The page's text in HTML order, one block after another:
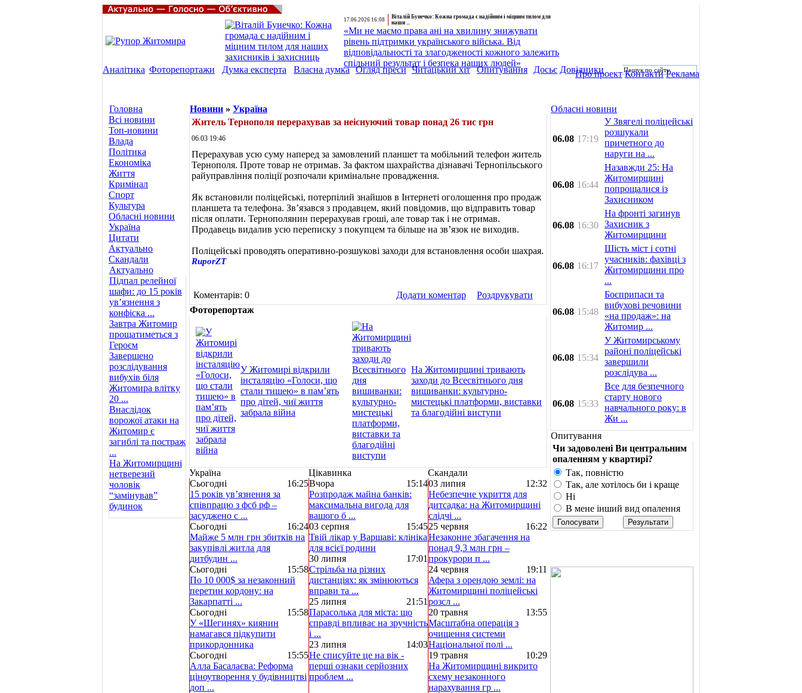
17.06.2026 16:08
Віталій Бунечко: Кожна громада є надійним і міцним тилом для
наши ...
«Ми не маємо права ані на хвилину знижувати
рівень підтримки українського війська. Від
відповідальності та злагодженості кожного залежить
спільний результат і безпека наших людей»
Про проект Контакти Реклама
Аналітика Фоторепортажи Думка експерта Власна думка Огляд преси Читацький хіт Опитування Досьє Довідники
Головна
Всі новини
Топ-новини
Влада
Політика
Економіка
Життя
Кримінал
Спорт
Культура
Обласні новини
Україна
Цитати
Актуально
Скандали
Актуально
Підпал релейної
шафи: до 15 років
ув’язнення з
конфіска ...
Завтра Житомир
прощатиметься з
Героєм
Завершено
розслідування
вибухів біля
Житомира влітку
20 ...
Внаслідок
ворожої атаки на
Житомир є
загиблі та постраж
...
На Житомирщині
нетверезий
чоловік
“замінував”
будинок
Новини » Україна
Житель Тернополя перерахував за неіснуючий товар понад 26 тис грн
06.03 19:46
Перерахував усю суму наперед за замовлений планшет та мобільний телефон житель
Тернополя. Проте товар не отримав. За фактом шахрайства дізнавачі Тернопільського
райуправління поліції розпочали кримінальне провадження.
Як встановили поліцейські, потерпілий знайшов в Інтернеті оголошення про продаж
планшета та телефона. Зв’язався з продавцем, який повідомив, що відправить товар
після оплати. Тернополянин перерахував гроші, але товар так і не отримав.
Продавець видалив усю переписку з покупцем та більше на зв’язок не виходив.
Поліцейські проводять оперативно-розшукові заходи для встановлення особи шахрая.
RuporZT
Коментарів: 0 Додати коментар
Роздрукувати
Фоторепортаж
У Житомирі відкрили
інсталяцію «Голоси, що
стали тишею» в пам’ять
про дітей, чиї життя
забрала війна
На Житомирщині тривають
заходи до Всесвітнього дня
вишиванки: культурно-
мистецькі платформи, виставки
та благодійні виступи
Україна Цікавинка
Скандали
Сьогодні
16:25
15 років ув’язнення за
співпрацю з фсб рф –
засуджено с ...
Сьогодні
16:24
Майже 5 млн грн збитків на
закупівлі житла для
дитбудин ...
Сьогодні
15:58
По 10 000$ за незаконний
перетин кордону: на
Закарпатті ...
Сьогодні
15:58
У «Шегинях» киянин
намагався підкупити
прикордонника
Сьогодні
15:55
Алла Басалаєва: Реформа
ціноутворення у будівництві
доп ...
Вчора
15:14
Розпродаж майна банків:
максимальна вигода для
вашого б ...
03 серпня
15:45
Твій лікар у Варшаві: клініка
для всієї родини
30 липня
17:01
Стрільба на різних
дистанціях: як змінюються
вправи та ...
25 липня
21:51
Парасолька для міста: що
справді впливає на зручність
і ...
23 липня
14:03
Не списуйте це на вік -
перші ознаки серйозних
проблем ...
03 липня
12:32
Небезпечне укриття для
дитсадка: на Житомирщині
слідчі ...
25 червня
16:22
Незаконне збагачення на
понад 9,3 млн грн –
прокурори п ...
24 червня
19:11
Афера з орендою землі: на
Житомирщині поліцейські
розсл ...
20 травня
13:55
Масштабна операція з
очищення системи
Національної полі ...
19 травня
10:29
На Житомирщині викрито
схему незаконного
нарахування гр ...
Обласні новини
06.08 17:19
У Звягелі поліцейські
розшукали
причетного до
наруги на ...
06.08 16:44
Назавжди 25: На
Житомирщині
попрощалися із
Захисником
06.08 16:30
На фронті загинув
Захисник з
Житомирщини
06.08 16:17
Шість міст і сотні
учасників: фахівці з
Житомирщини про
...
06.08 15:48
Боєприпаси та
вибухові речовини
«на продаж»: на
Житомир ...
06.08 15:34
У Житомирському
районі поліцейські
завершили
розслідува ...
06.08 15:33
Все для безпечного
старту нового
навчального року: в
Жи ...
Опитування
Чи задоволені Ви центральним
опаленням у квартирі?
Так, повністю
Так, але хотілось би і краще
Ні
В мене інший вид опалення